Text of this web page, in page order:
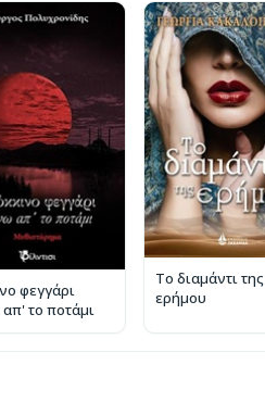
φεγγάρι
το ποτάμι
Το διαμάντι της
ερήμου